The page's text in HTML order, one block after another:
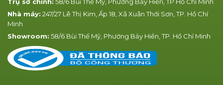
Nhà máy: 247/27 Lê Thị Kim, Ấp 18, Xã Xuân Thới Sơn, TP. Hồ Chí
Minh
Showroom: 58/6 Bùi Thế Mỹ, Phường Bảy Hiền, TP. Hồ Chí Minh